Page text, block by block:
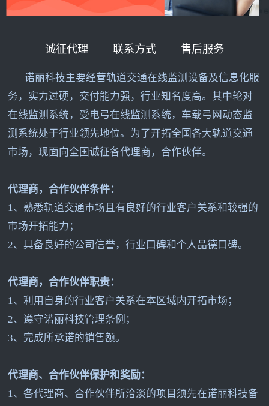
诚征代理 联系方式 售后服务
诺丽科技主要经营轨道交通在线监测设备及信息化服
务，实力过硬，交付能力强，行业知名度高。其中轮对
在线监测系统，受电弓在线监测系统，车载弓网动态监
测系统处于行业领先地位。为了开拓全国各大轨道交通
市场，现面向全国诚征各代理商，合作伙伴。
代理商，合作伙伴条件：
1、熟悉轨道交通市场且有良好的行业客户关系和较强的
市场开拓能力；
2、具备良好的公司信誉，行业口碑和个人品德口碑。
代理商，合作伙伴职责：
1、利用自身的行业客户关系在本区域内开拓市场；
2、遵守诺丽科技管理条例；
3、完成所承诺的销售额。
代理商、合作伙伴保护和奖励：
1、各代理商、合作伙伴所洽淡的项目须先在诺丽科技备